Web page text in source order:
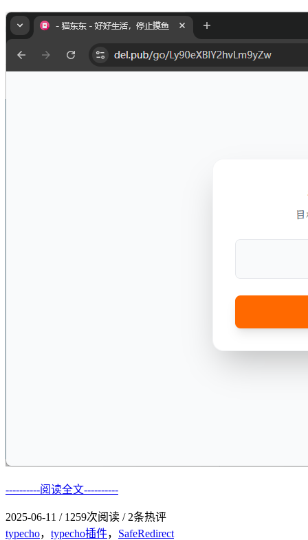
----------阅读全文----------
2025-06-11 / 1259次阅读 / 2条热评
typecho， typecho插件， SafeRedirect